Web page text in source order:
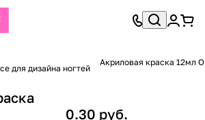
для дизайна ногтей
Акриловая краска 12мл
0.30 руб.